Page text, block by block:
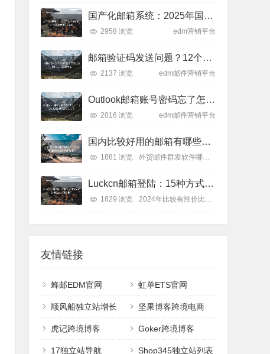
国产化邮箱系统：2025年国内最好的10个邮箱系统推荐及比较
2958 浏览 edm营销平台
邮箱验证码发送问题？12个常见原因及解决办法完全攻略
2137 浏览 edm邮件营销平台
Outlook邮箱账号密码忘了怎么办？12种找回密码的方法和技巧
2016 浏览 edm邮件营销平台
国内比较好用的邮箱有哪些？2025年排名前8的优质邮箱平台推荐
1881 浏览 外贸邮件群发软件哪个好
Luckcn邮箱登陆：15种方式让你快速登录Luckcn邮箱账户
1829 浏览 2024年比较有性价比的EDM邮件营销工具
友情链接
蜂邮EDM官网 虹单ETS官网
顺风船独立站增长 坚果博客跨境电商
虎记跨境博客 Goker跨境博客
17独立站导航 Shop345独立站列表